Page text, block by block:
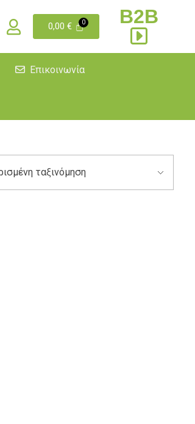
0,00€ B2B
Επικοινωνία